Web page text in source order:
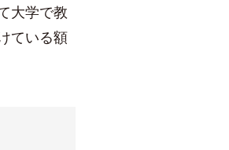
大学で教
ている額